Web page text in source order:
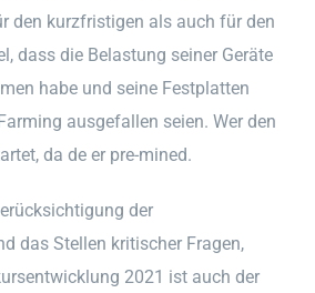
den kurzfristigen als auch für den
dass die Belastung seiner Geräte
habe und seine Festplatten
ausgefallen seien. Wer den
da de er pre-mined.
der
das Stellen kritischer Fragen,
2021 ist auch der